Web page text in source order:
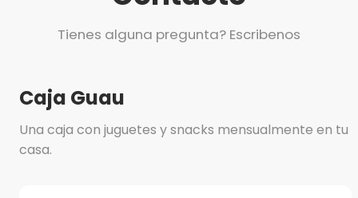
Tienes alguna pregunta? Escribenos
Caja Guau
Una caja con juguetes y snacks mensualmente en tu
casa.